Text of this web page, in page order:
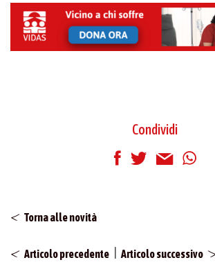
Condividi
Torna alle novità
Articolo precedente Articolo successivo